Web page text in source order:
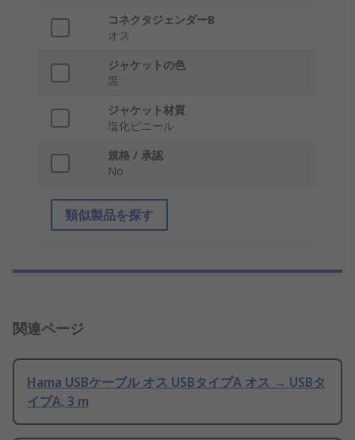
コネクタジェンダーB
オス
ジャケットの色
黒
ジャケット材質
塩化ビニール
規格 / 承認
No
類似製品を探す
関連ページ
Hama USBケーブル オス USBタイプA オス → USBタ
イプA, 3 m